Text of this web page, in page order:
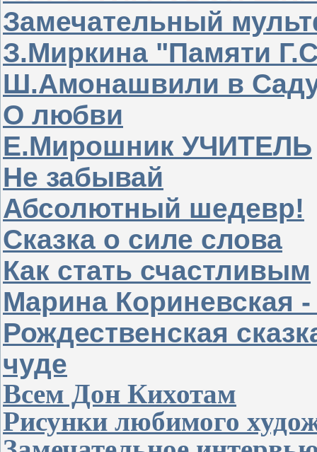
Замечательный
З.Миркина "Памяти
Ш.Амонашвили в
О любви
Е.Мирошник УЧИТЕЛЬ
Не забывай
Абсолютный шедевр!
Сказка о силе слова
Как стать счастливым
Марина Кориневская
Рождественская
чуде
Всем Дон Кихотам
Рисунки любимого